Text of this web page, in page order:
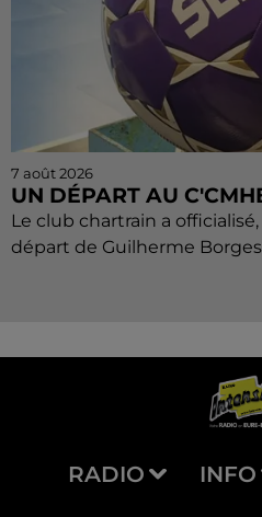
7 août 2026
UN DÉPART AU
Le club chartrain a
départ de Guilherme
RADIO INFO